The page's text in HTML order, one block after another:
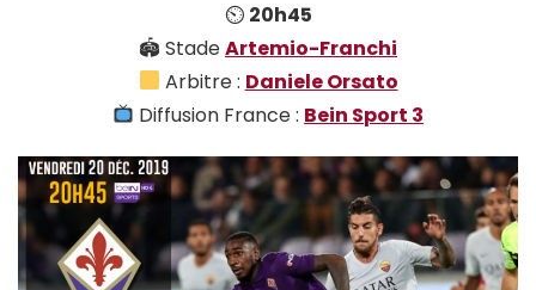
⏲ 20h45
🏟 StadeArtemio-Franchi
Arbitre : Daniele Orsato
Diffusion France : Bein Sport 3